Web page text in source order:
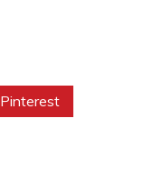
Pinterest